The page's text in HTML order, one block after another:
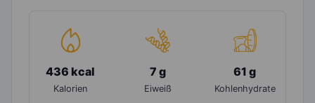
436 kcal
Kalorien
7 g
Eiweiß
61 g
Kohlenhydrate